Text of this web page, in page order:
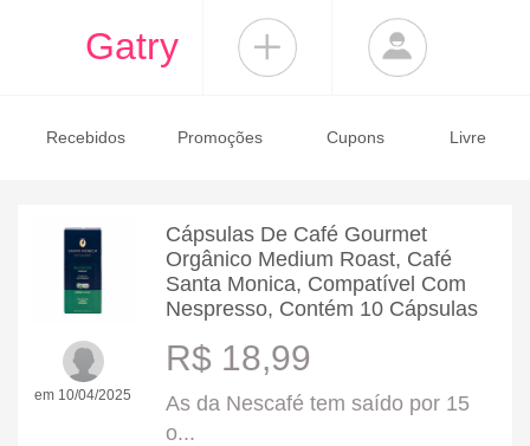
Gatry
Recebidos Promoções Cupons Livre
em 10/04/2025
Cápsulas De Café Gourmet
Orgânico Medium Roast, Café
Santa Monica, Compatível Com
Nespresso, Contém 10 Cápsulas
R$ 18,99
As da Nescafé tem saído por 15
o...